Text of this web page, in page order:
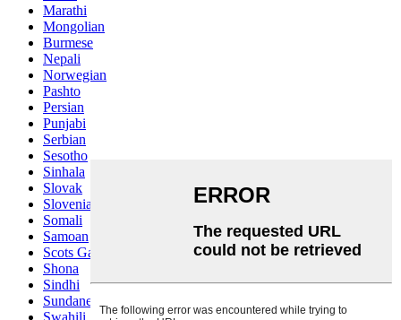
Marathi
Mongolian
Burmese
Nepali
Norwegian
Pashto
Persian
Punjabi
Serbian
Sesotho
Sinhala
Slovak
Slovenian
Somali
Samoan
Scots Gaelic
Shona
Sindhi
Sundanese